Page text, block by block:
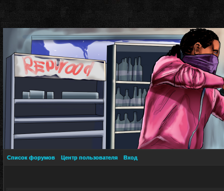
Список форумов Центр пользователя Вход